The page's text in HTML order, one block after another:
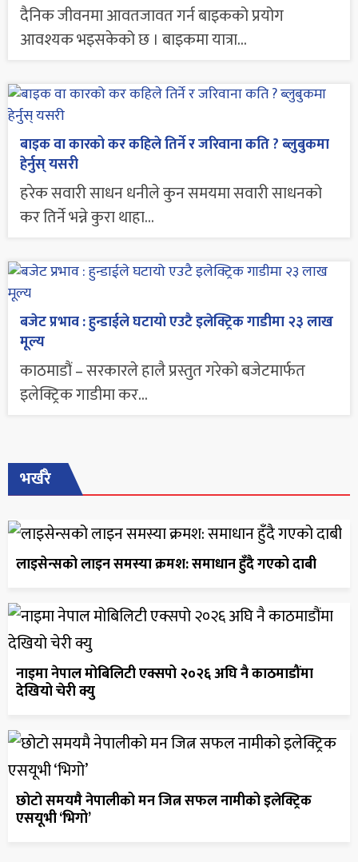
दैनिक जीवनमा आवतजावत गर्न बाइकको प्रयोग
आवश्यक भइसकेको छ । बाइकमा यात्रा...
बाइक वा कारको कर कहिले तिर्ने र जरिवाना कति ? ब्लुबुकमा
हेर्नुस् यसरी
हरेक सवारी साधन धनीले कुन समयमा सवारी साधनको
कर तिर्ने भन्ने कुरा थाहा...
बजेट प्रभाव : हुन्डाईले घटायो एउटै इलेक्ट्रिक गाडीमा २३ लाख
मूल्य
काठमाडौं – सरकारले हालै प्रस्तुत गरेको बजेटमार्फत
इलेक्ट्रिक गाडीमा कर...
भर्खरै
लाइसेन्सको लाइन समस्या क्रमश: समाधान हुँदै गएको दाबी
नाइमा नेपाल मोबिलिटी एक्सपो २०२६ अघि नै काठमाडौंमा
देखियो चेरी क्यु
छोटो समयमै नेपालीको मन जित्न सफल नामीको इलेक्ट्रिक
एसयूभी ‘भिगो’